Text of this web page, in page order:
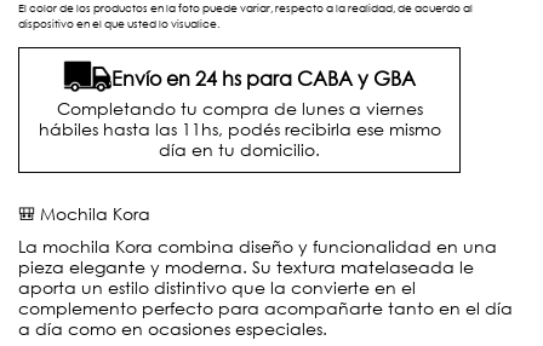
El color de los productos en la foto puede variar, respecto a la realidad, de acuerdo al
dispositivo en el que usted lo visualice.
Envío en 24 hs para CABA y GBA
Completando tu compra de lunes a viernes
hábiles hasta las 11hs, podés recibirla ese mismo
día en tu domicilio.
🎒 Mochila Kora
La mochila Kora combina diseño y funcionalidad en una
pieza elegante y moderna. Su textura matelaseada le
aporta un estilo distintivo que la convierte en el
complemento perfecto para acompañarte tanto en el día
a día como en ocasiones especiales.